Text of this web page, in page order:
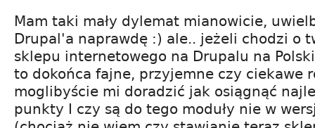
Mam taki mały dylemat mianowicie,
Drupal'a naprawdę :) ale.. jeżeli chodzi o
sklepu internetowego na Drupalu na
to dokońca fajne, przyjemne czy ciekawe
moglibyście mi doradzić jak osiągnąć
punkty I czy są do tego moduły nie w